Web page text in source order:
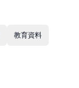
教育資料